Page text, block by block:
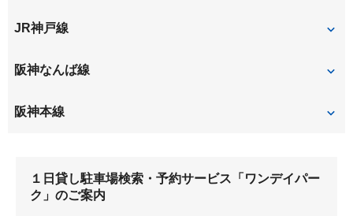
姫里
福町
尼崎
御幣島
JR神戸線
尼崎
阪神なんば線
大物
阪神本線
杭瀬 千船
１日貸し駐車場検索・予約サービス「ワンデイパー
ク」のご案内